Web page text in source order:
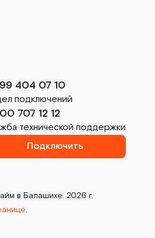
404 07 10
подключений
707 12 12
технической поддержки
Подключить
в Балашихе. 2026 г.
.